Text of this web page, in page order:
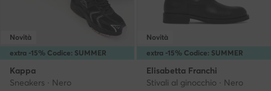
extra -15% Codice: SUMMER
Novità
Kappa
Sneakers · Nero
extra -15% Codice: SUMMER
Novità
Elisabetta Franchi
Stivali al ginocchio · Nero